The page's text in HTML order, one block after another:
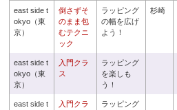
east side t
okyo（東
京）
倒さずそ
のまま包
むテクニ
ック
ラッピング
の幅を広げ
よう！
杉崎
east side t
okyo（東
京）
入門クラ
ス
ラッピング
を楽しも
う！
east side t
入門クラ
ラッピング